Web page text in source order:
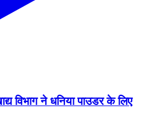
विभाग ने धनिया पाउडर के लिए